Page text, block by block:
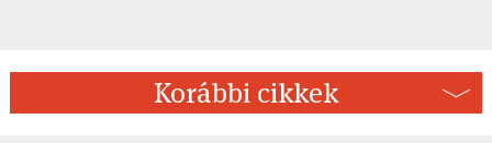
Korábbi cikkek